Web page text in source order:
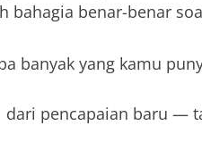
bahagia benar-benar
banyak yang kamu
dari pencapaian baru —